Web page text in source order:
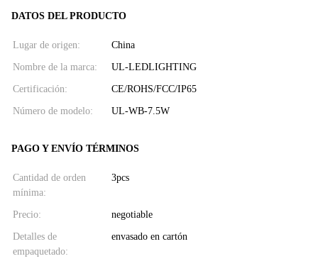
DATOS DEL PRODUCTO
Lugar de origen: China
Nombre de la marca: UL-LEDLIGHTING
Certificación: CE/ROHS/FCC/IP65
Número de modelo: UL-WB-7.5W
PAGO Y ENVÍO TÉRMINOS
Cantidad de orden
mínima:
3pcs
Precio: negotiable
Detalles de
empaquetado:
envasado en cartón